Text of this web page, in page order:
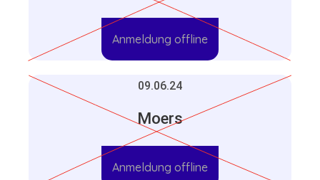
Anmeldung offline
09.06.24
Moers
Anmeldung offline